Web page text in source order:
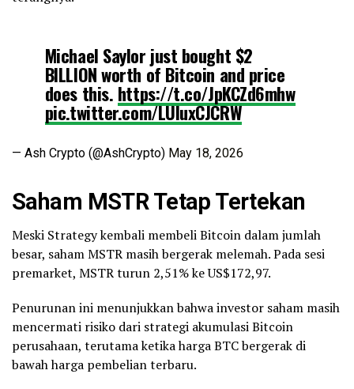
Michael Saylor just bought $2
BILLION worth of Bitcoin and price
does this. https://t.co/JpKCZd6mhw
pic.twitter.com/LUluxCJCRW
— Ash Crypto (@AshCrypto) May 18, 2026
Saham MSTR Tetap Tertekan
Meski Strategy kembali membeli Bitcoin dalam jumlah
besar, saham MSTR masih bergerak melemah. Pada sesi
premarket, MSTR turun 2,51% ke US$172,97.
Penurunan ini menunjukkan bahwa investor saham masih
mencermati risiko dari strategi akumulasi Bitcoin
perusahaan, terutama ketika harga BTC bergerak di
bawah harga pembelian terbaru.